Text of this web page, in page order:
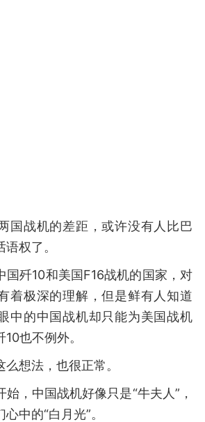
国战机的差距，或许没有人比巴
权了。
国歼10和美国F16战机的国家，对
着极深的理解，但是鲜有人知道
中的中国战机却只能为美国战机
也不例外。
想法，也很正常。
始，中国战机好像只是“牛夫人”，
中的“白月光”。